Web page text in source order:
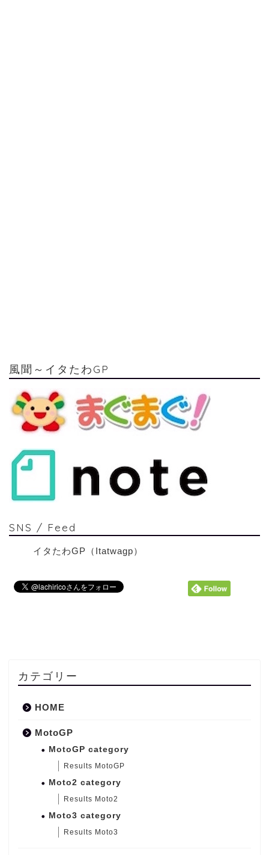
風聞～イタたわGP
SNS / Feed
イタたわGP（Itatwagp）
カテゴリー
HOME
MotoGP
MotoGP category
Results MotoGP
Moto2 category
Results Moto2
Moto3 category
Results Moto3